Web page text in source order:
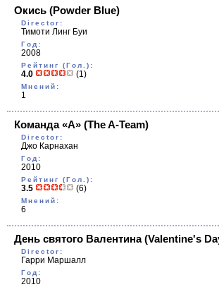
Окись (Powder Blue)
Director:
Тимоти Линг Буи
Год:
2008
Рейтинг (Гол.):
4.0 (1)
Мнений:
1
Команда «А» (The A-Team)
Director:
Джо Карнахан
Год:
2010
Рейтинг (Гол.):
3.5 (6)
Мнений:
6
День святого Валентина(Valentine's
Director:
Гарри Маршалл
Год:
2010